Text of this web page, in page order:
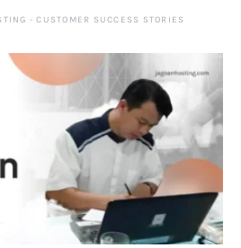
- CUSTOMER SUCCESS STORIES